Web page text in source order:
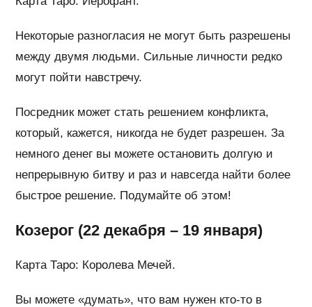
Некоторые разногласия не могут быть разрешены
между двумя людьми. Сильные личности редко
могут пойти навстречу.
Посредник может стать решением конфликта,
который, кажется, никогда не будет разрешен. За
немного денег вы можете остановить долгую и
непрерывную битву и раз и навсегда найти более
быстрое решение. Подумайте об этом!
Козерог (22 декабря – 19 января)
Карта Таро: Королева Мечей.
Вы можете «думать», что вам нужен кто-то в